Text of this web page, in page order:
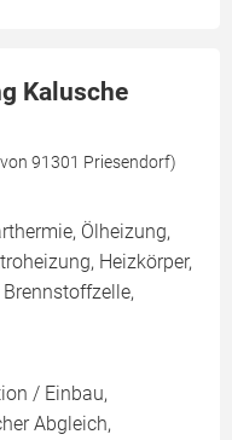
Kalusche
91301 Priesendorf)
Ölheizung,
Heizkörper,
/ Einbau,
Abgleich,